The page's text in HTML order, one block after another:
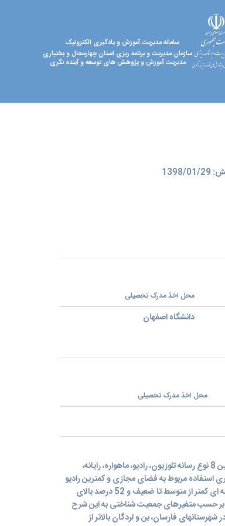
سامانه مدیریت آموزش و یادگیری الکترونیک
سازمان مدیریت و برنامه ریزی استان چهارمحال و بختیاری
مدیریت آموزش و پژوهش های توسعه و آینده نگری
29
محل اخذ مدرک تحصیلی
دانشگاه اصفهان
محل اخذ مدرک تحصیلی
به طور خلاصه یافته های پژوهش عبارتند از: 1-از بین 8 نوع رسانه تلوزیون، رادیو، ماهواره، رایانه،
استفاده مربوط به فضای مجازی و کمترین رادیو
و ماهواره می باشد. 2-48 درصد از افراد، سواد رسانه ای کمتر از متوسط تا ضعیف و 52 درصد بالای
سواد رسانه ای بر حسب متغیرهای جمعیت شناختی به این شرح
فارسان، بن و لردگان بالاتر از